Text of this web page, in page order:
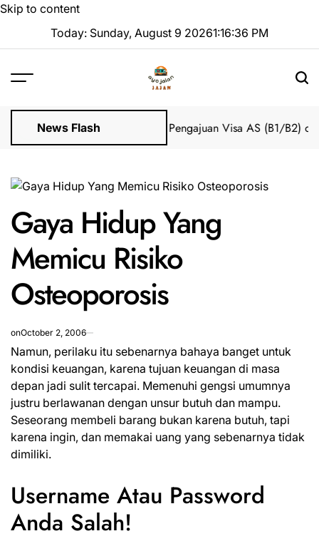
Skip to content
Today: Sunday, August 9 20261:16:37 PM
News Flash
2025 Tanpa Stres Bantuan Pengajuan Visa AS (B1/B2) dari
Gaya Hidup Yang
Memicu Risiko
Osteoporosis
onOctober 2, 2006
Namun, perilaku itu sebenarnya bahaya banget untuk
kondisi keuangan, karena tujuan keuangan di masa
depan jadi sulit tercapai. Memenuhi gengsi umumnya
justru berlawanan dengan unsur butuh dan mampu.
Seseorang membeli barang bukan karena butuh, tapi
karena ingin, dan memakai uang yang sebenarnya tidak
dimiliki.
Username Atau Password
Anda Salah!